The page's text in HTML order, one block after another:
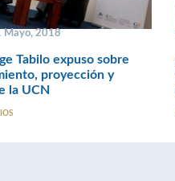
Mayo, 2018
Tabilo expuso sobre
proyección y
la UCN